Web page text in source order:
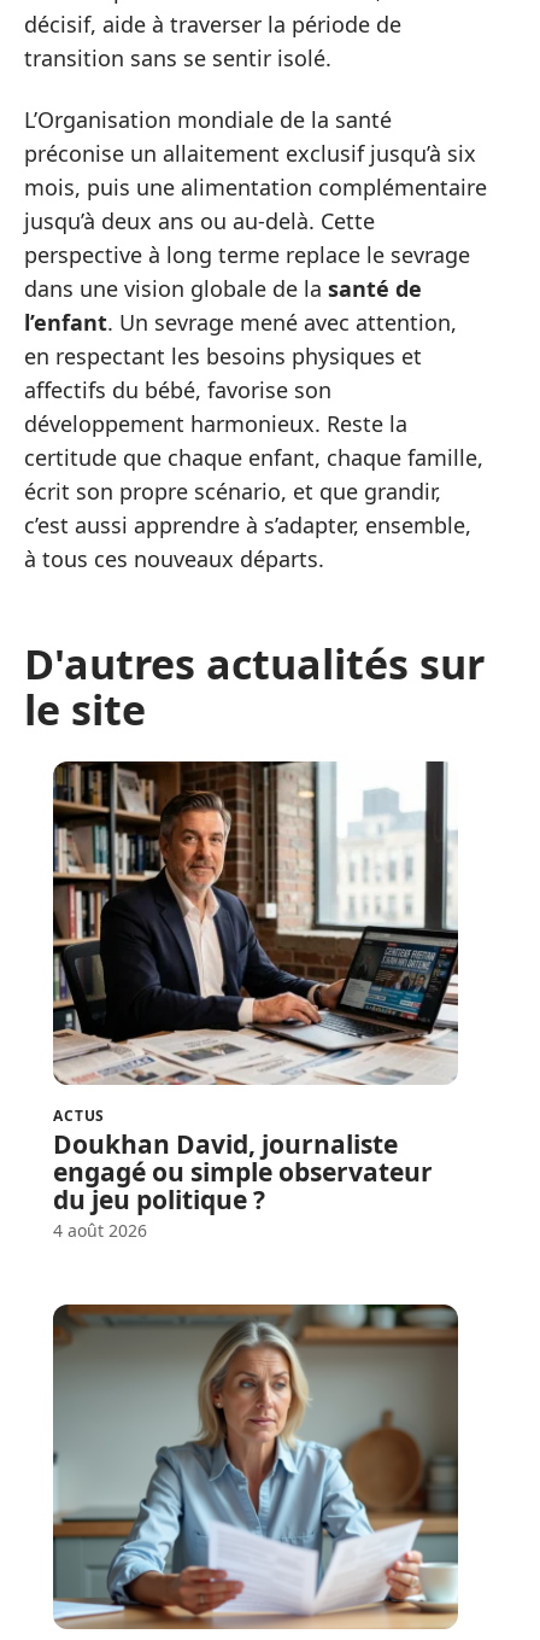
décisif, aide à traverser la période de
transition sans se sentir isolé.
L’Organisation mondiale de la santé
préconise un allaitement exclusif jusqu’à six
mois, puis une alimentation complémentaire
jusqu’à deux ans ou au-delà. Cette
perspective à long terme replace le sevrage
dans une vision globale de la santé de
l’enfant. Un sevrage mené avec attention,
en respectant les besoins physiques et
affectifs du bébé, favorise son
développement harmonieux. Reste la
certitude que chaque enfant, chaque famille,
écrit son propre scénario, et que grandir,
c’est aussi apprendre à s’adapter, ensemble,
à tous ces nouveaux départs.
D'autres actualités sur
le site
ACTUS
Doukhan David, journaliste
engagé ou simple observateur
du jeu politique ?
4 août 2026